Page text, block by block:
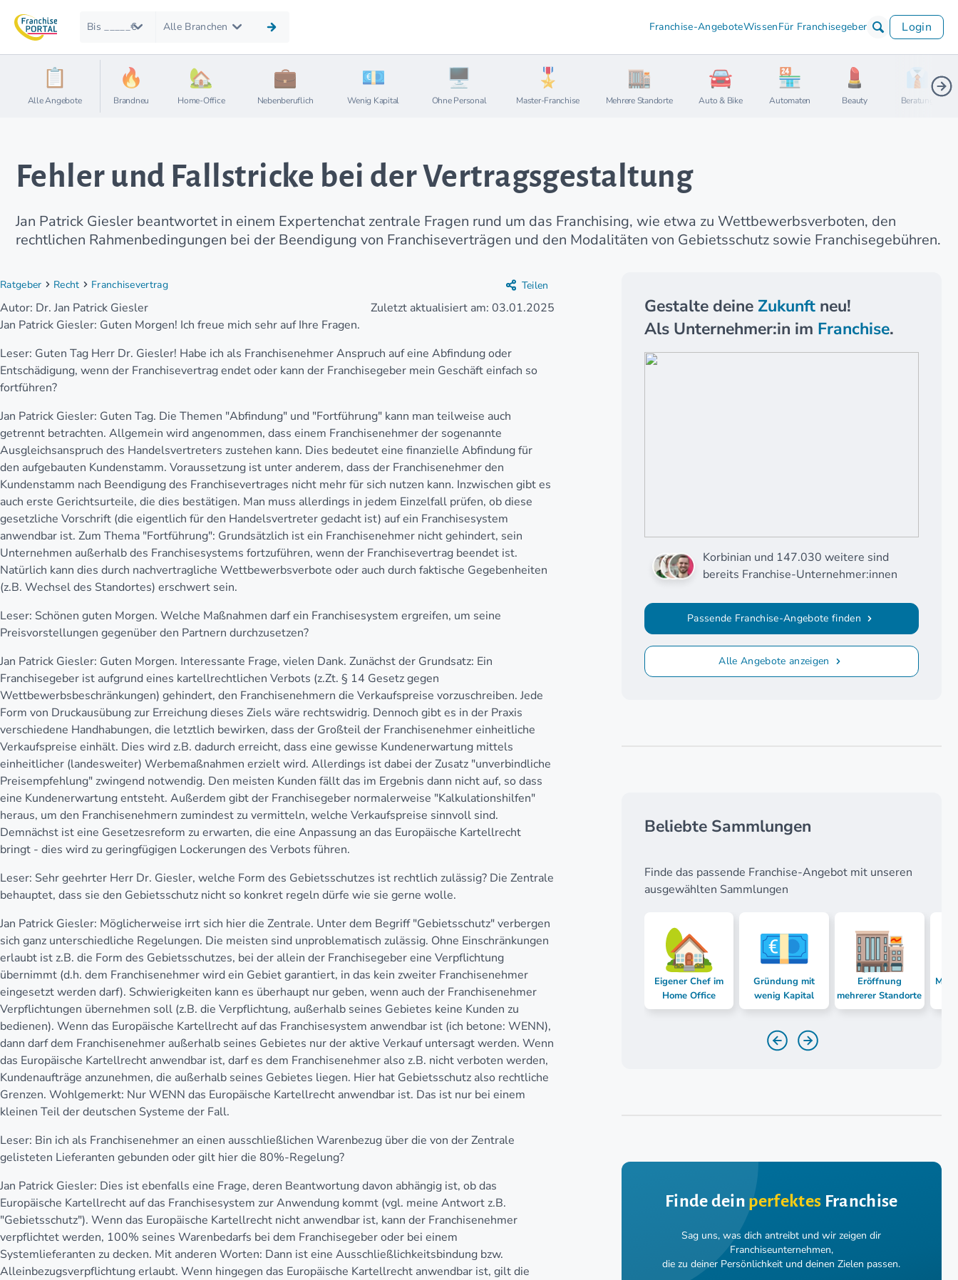
Bis _____€ Alle Branchen Franchise-AngeboteWissenFür Franchisegeber Login
Alle Angebote Brandneu Home-Office Nebenberuflich Wenig Kapital Ohne Personal Master-Franchise Mehrere Standorte Auto & Bike Automaten Beauty Beratung
Fehler und Fallstricke bei der Vertragsgestaltung
Jan Patrick Giesler beantwortet in einem Expertenchat zentrale Fragen rund um das Franchising, wie etwa zu Wettbewerbsverboten, den
rechtlichen Rahmenbedingungen bei der Beendigung von Franchiseverträgen und den Modalitäten von Gebietsschutz sowie Franchisegebühren.
Ratgeber Recht Franchisevertrag Teilen
Autor: Dr. Jan Patrick Giesler
Zuletzt aktualisiert am: 03.01.2025
Jan Patrick Giesler: Guten Morgen! Ich freue mich sehr auf Ihre Fragen.
Leser: Guten Tag Herr Dr. Giesler! Habe ich als Franchisenehmer Anspruch auf eine Abfindung oder
Entschädigung, wenn der Franchisevertrag endet oder kann der Franchisegeber mein Geschäft einfach so
fortführen?
Jan Patrick Giesler: Guten Tag. Die Themen "Abfindung" und "Fortführung" kann man teilweise auch
getrennt betrachten. Allgemein wird angenommen, dass einem Franchisenehmer der sogenannte
Ausgleichsanspruch des Handelsvertreters zustehen kann. Dies bedeutet eine finanzielle Abfindung für
den aufgebauten Kundenstamm. Voraussetzung ist unter anderem, dass der Franchisenehmer den
Kundenstamm nach Beendigung des Franchisevertrages nicht mehr für sich nutzen kann. Inzwischen gibt es
auch erste Gerichtsurteile, die dies bestätigen. Man muss allerdings in jedem Einzelfall prüfen, ob diese
gesetzliche Vorschrift (die eigentlich für den Handelsvertreter gedacht ist) auf ein Franchisesystem
anwendbar ist. Zum Thema "Fortführung": Grundsätzlich ist ein Franchisenehmer nicht gehindert, sein
Unternehmen außerhalb des Franchisesystems fortzuführen, wenn der Franchisevertrag beendet ist.
Natürlich kann dies durch nachvertragliche Wettbewerbsverbote oder auch durch faktische Gegebenheiten
(z.B. Wechsel des Standortes) erschwert sein.
Leser: Schönen guten Morgen. Welche Maßnahmen darf ein Franchisesystem ergreifen, um seine
Preisvorstellungen gegenüber den Partnern durchzusetzen?
Jan Patrick Giesler: Guten Morgen. Interessante Frage, vielen Dank. Zunächst der Grundsatz: Ein
Franchisegeber ist aufgrund eines kartellrechtlichen Verbots (z.Zt. § 14 Gesetz gegen
Wettbewerbsbeschränkungen) gehindert, den Franchisenehmern die Verkaufspreise vorzuschreiben. Jede
Form von Druckausübung zur Erreichung dieses Ziels wäre rechtswidrig. Dennoch gibt es in der Praxis
verschiedene Handhabungen, die letztlich bewirken, dass der Großteil der Franchisenehmer einheitliche
Verkaufspreise einhält. Dies wird z.B. dadurch erreicht, dass eine gewisse Kundenerwartung mittels
einheitlicher (landesweiter) Werbemaßnahmen erzielt wird. Allerdings ist dabei der Zusatz "unverbindliche
Preisempfehlung" zwingend notwendig. Den meisten Kunden fällt das im Ergebnis dann nicht auf, so dass
eine Kundenerwartung entsteht. Außerdem gibt der Franchisegeber normalerweise "Kalkulationshilfen"
heraus, um den Franchisenehmern zumindest zu vermitteln, welche Verkaufspreise sinnvoll sind.
Demnächst ist eine Gesetzesreform zu erwarten, die eine Anpassung an das Europäische Kartellrecht
bringt - dies wird zu geringfügigen Lockerungen des Verbots führen.
Leser: Sehr geehrter Herr Dr. Giesler, welche Form des Gebietsschutzes ist rechtlich zulässig? Die Zentrale
behauptet, dass sie den Gebietsschutz nicht so konkret regeln dürfe wie sie gerne wolle.
Jan Patrick Giesler: Möglicherweise irrt sich hier die Zentrale. Unter dem Begriff "Gebietsschutz" verbergen
sich ganz unterschiedliche Regelungen. Die meisten sind unproblematisch zulässig. Ohne Einschränkungen
erlaubt ist z.B. die Form des Gebietsschutzes, bei der allein der Franchisegeber eine Verpflichtung
übernimmt (d.h. dem Franchisenehmer wird ein Gebiet garantiert, in das kein zweiter Franchisenehmer
eingesetzt werden darf). Schwierigkeiten kann es überhaupt nur geben, wenn auch der Franchisenehmer
Verpflichtungen übernehmen soll (z.B. die Verpflichtung, außerhalb seines Gebietes keine Kunden zu
bedienen). Wenn das Europäische Kartellrecht auf das Franchisesystem anwendbar ist (ich betone: WENN),
dann darf dem Franchisenehmer außerhalb seines Gebietes nur der aktive Verkauf untersagt werden. Wenn
das Europäische Kartellrecht anwendbar ist, darf es dem Franchisenehmer also z.B. nicht verboten werden,
Kundenaufträge anzunehmen, die außerhalb seines Gebietes liegen. Hier hat Gebietsschutz also rechtliche
Grenzen. Wohlgemerkt: Nur WENN das Europäische Kartellrecht anwendbar ist. Das ist nur bei einem
kleinen Teil der deutschen Systeme der Fall.
Leser: Bin ich als Franchisenehmer an einen ausschließlichen Warenbezug über die von der Zentrale
gelisteten Lieferanten gebunden oder gilt hier die 80%-Regelung?
Jan Patrick Giesler: Dies ist ebenfalls eine Frage, deren Beantwortung davon abhängig ist, ob das
Europäische Kartellrecht auf das Franchisesystem zur Anwendung kommt (vgl. meine Antwort z.B.
"Gebietsschutz"). Wenn das Europäische Kartellrecht nicht anwendbar ist, kann der Franchisenehmer
verpflichtet werden, 100% seines Warenbedarfs bei dem Franchisegeber oder bei einem
Systemlieferanten zu decken. Mit anderen Worten: Dann ist eine Ausschließlichkeitsbindung bzw.
Alleinbezugsverpflichtung erlaubt. Wenn hingegen das Europäische Kartellrecht anwendbar ist, gilt die
Gestalte deine Zukunftneu!
Als Unternehmer:in im Franchise.
Korbinian und 147.030 weitere sind
bereits Franchise-Unternehmer:innen
Passende Franchise-Angebote finden
Alle Angebote anzeigen
Beliebte Sammlungen
Finde das passende Franchise-Angebot mit unseren
ausgewählten Sammlungen
Eigener Chef im
Home Office
Gründung mit
wenig Kapital
Eröffnung
mehrerer Standorte
Finde dein perfektes Franchise
Sag uns, was dich antreibt und wir zeigen dir
Franchiseunternehmen,
die zu deiner Persönlichkeit und deinen Zielen passen.